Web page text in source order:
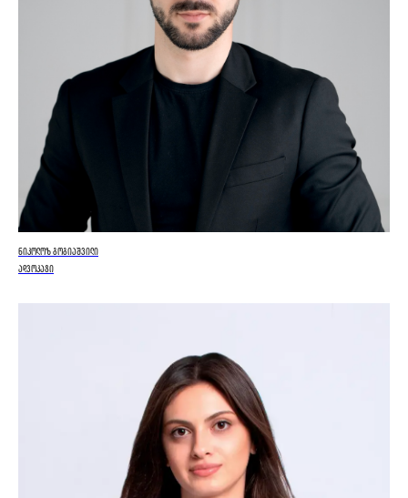
ნიკოლოზ გოგიაშვილი
ადვოკატი